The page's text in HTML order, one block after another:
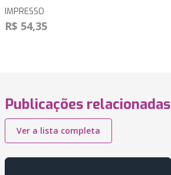
IMPRESSO
R$ 54,35
Publicações relacionadas
Ver a lista completa